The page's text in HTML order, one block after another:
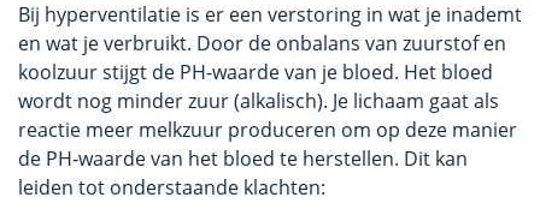
Bij hyperventilatie is er een verstoring in wat je inademt
en wat je verbruikt. Door de onbalans van zuurstof en
koolzuur stijgt de PH-waarde van je bloed. Het bloed
wordt nog minder zuur (alkalisch). Je lichaam gaat als
reactie meer melkzuur produceren om op deze manier
de PH-waarde van het bloed te herstellen. Dit kan
leiden tot onderstaande klachten: